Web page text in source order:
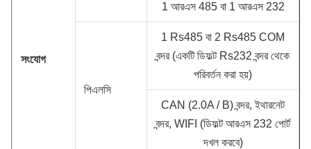
সংযোগ
1 আরএস 485 বা 1 আরএস 232
পিএলসি
1 Rs485 বা 2 Rs485 COM
বন্দর (একটি ডিফল্ট Rs232 বন্দর থেকে
পরিবর্তন করা হয়)
CAN (2.0A / B) বন্দর, ইথারনেট
বন্দর, WIFI (ডিফল্ট আরএস 232 পোর্ট
দখল করবে)